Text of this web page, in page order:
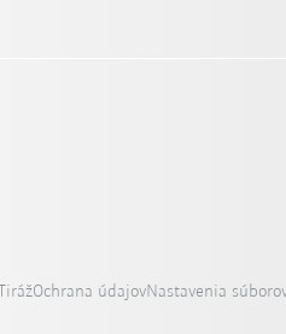
TirážOchrana údajovNastavenia